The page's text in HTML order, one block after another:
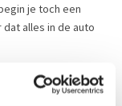
je toch een
alles in de auto